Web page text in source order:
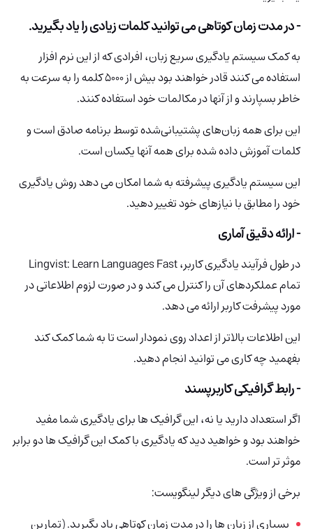
- در مدت زمان کوتاهی می توانید کلمات زیادی را یاد بگیرید.
به کمک سیستم یادگیری سریع زبان، افرادی که از این نرم افزار
استفاده می کنند قادر خواهند بود بیش از 5000 کلمه را به سرعت به
خاطر بسپارند و از آنها در مکالمات خود استفاده کنند.
این برای همه زبان‌های پشتیبانی‌شده توسط برنامه صادق است و
کلمات آموزش داده شده برای همه آنها یکسان است.
این سیستم یادگیری پیشرفته به شما امکان می دهد روش یادگیری
خود را مطابق با نیازهای خود تغییر دهید.
- ارائه دقیق آماری
در طول فرآیند یادگیری کاربر، Lingvist: Learn Languages ​​​Fast
تمام عملکردهای آن را کنترل می کند و در صورت لزوم اطلاعاتی در
مورد پیشرفت کاربر ارائه می دهد.
این اطلاعات بالاتر از اعداد روی نمودار است تا به شما کمک کند
بفهمید چه کاری می توانید انجام دهید.
- رابط گرافیکی کاربرپسند
اگر استعداد دارید یا نه، این گرافیک ها برای یادگیری شما مفید
خواهند بود و خواهید دید که یادگیری با کمک این گرافیک ها دو برابر
موثر تر است.
برخی از ویژگی های دیگر لینگویست:
بسیاری از زبان ها را در مدت زمان کوتاهی یاد بگیرید. (تمارین